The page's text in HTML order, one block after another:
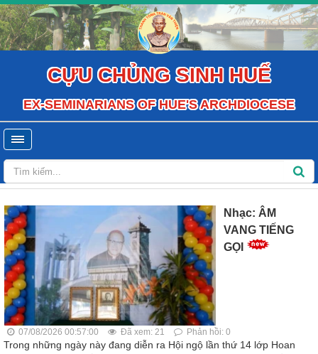
CỰU CHỦNG SINH HUẾ
EX-SEMINARIANS OF HUE'S ARCHDIOCESE
Nhạc: ÂM
VANG TIẾNG
GỌI
07/08/2026 00:57:00 Đã xem: 21 Phản hồi: 0
Trong những ngày này đang diễn ra Hội ngộ lần thứ 14 lớp Hoan